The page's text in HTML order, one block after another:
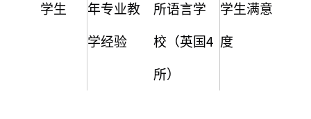
学生 年专业教
学经验
所语言学
校（英国4
所）
学生满意
度